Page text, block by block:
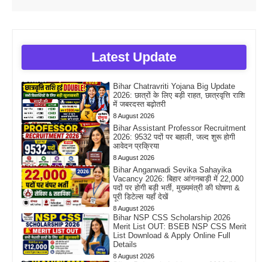
Latest Update
Bihar Chatravriti Yojana Big Update
2026: छात्रों के लिए बड़ी राहत, छात्रवृत्ति राशि
में जबरदस्त बढ़ोतरी
8 August 2026
Bihar Assistant Professor Recruitment
2026: 9532 पदों पर बहाली, जल्द शुरू होगी
आवेदन प्रक्रिया
8 August 2026
Bihar Anganwadi Sevika Sahayika
Vacancy 2026: बिहार आंगनबाड़ी में 22,000
पदों पर होगी बड़ी भर्ती, मुख्यमंत्री की घोषणा &
पूरी डिटेल्स यहाँ देखें
8 August 2026
Bihar NSP CSS Scholarship 2026
Merit List OUT: BSEB NSP CSS Merit
List Download & Apply Online Full
Details
8 August 2026